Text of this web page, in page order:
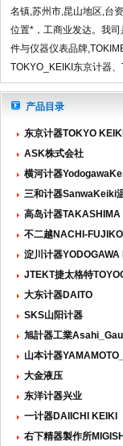
名镇,苏州市,昆山地区,台
位置*，工商业发达。我
件与仪器仪表品牌
TOKYO_KEIKI东京计器
产品目录
东京计器TOKYO KEIKI
ASK株式会社
横河计器
三和计器SanwaKeiki
高岛计器TAKASHIMA
不二越NACHI-
淀川计器YODOGAWA
JTEKT捷太格特
大东计器DAITO
SKS山阳计器
旭計器工業
山本计器
大金液压
东洋计器兴业
一计器DAIICHI KEIKI
右下精器製作所
大金DAIKIN减压阀
JGBC-G03-1-10